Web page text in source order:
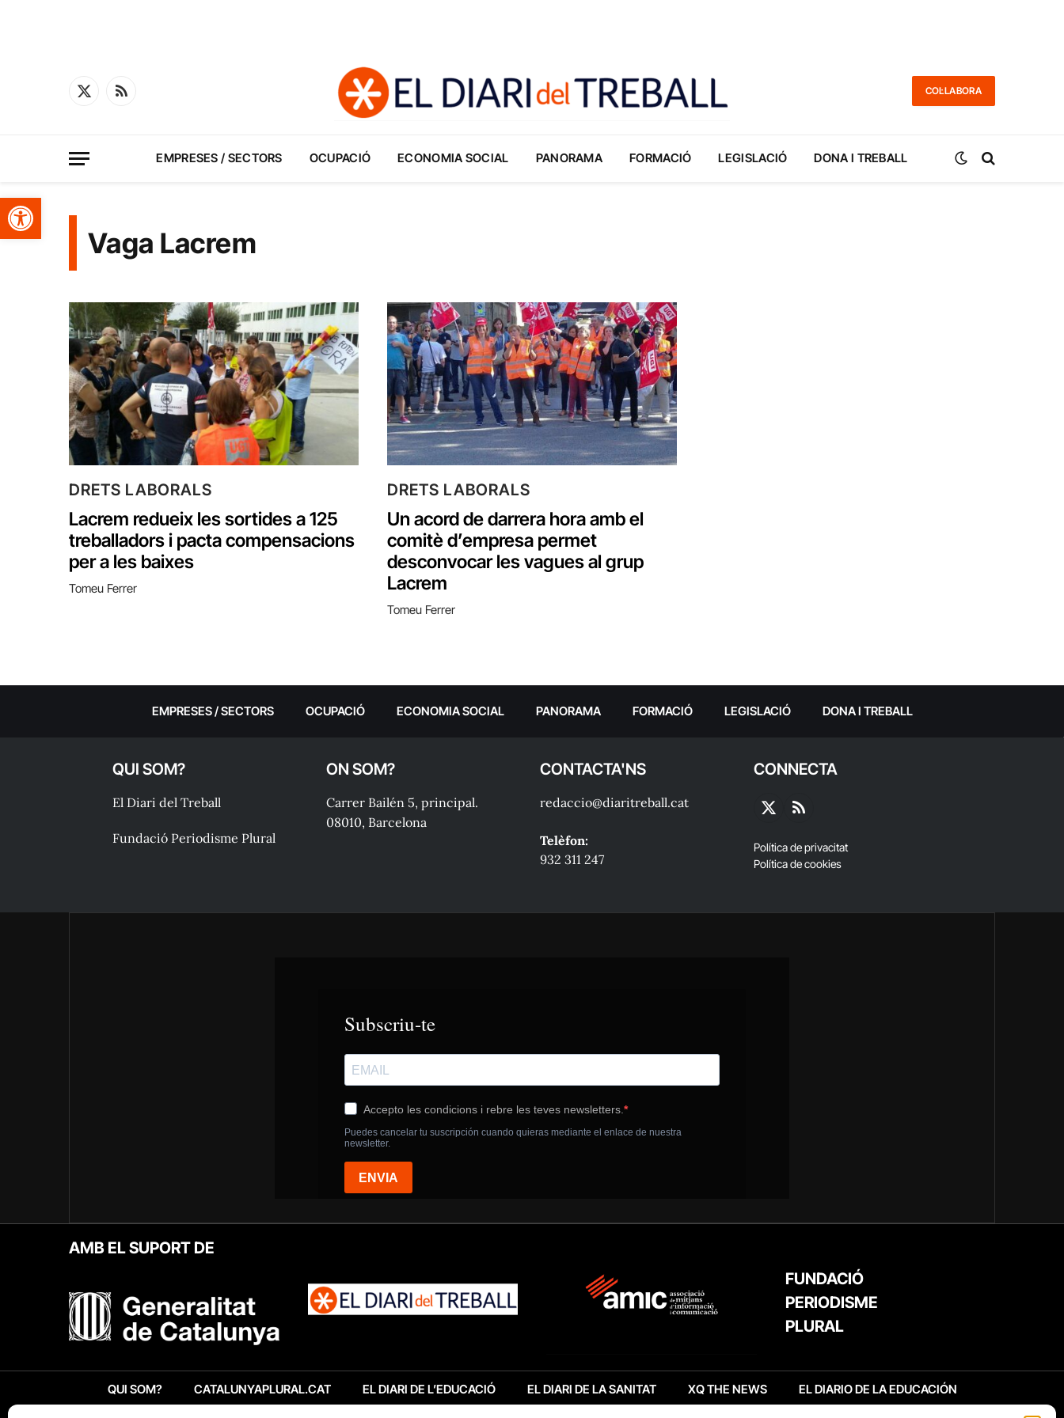
Obre la barra d'eines
X
RSS
COL·LABORA
EMPRESES / SECTORS OCUPACIÓ ECONOMIA SOCIAL PANORAMA FORMACIÓ LEGISLACIÓ DONA I TREBALL
Vaga Lacrem
DRETS LABORALS
Lacrem redueix les sortides a 125
treballadors i pacta compensacions
per a les baixes
Tomeu Ferrer
DRETS LABORALS
Un acord de darrera hora amb el
comitè d’empresa permet
desconvocar les vagues al grup
Lacrem
Tomeu Ferrer
EMPRESES / SECTORS OCUPACIÓ ECONOMIA SOCIAL PANORAMA FORMACIÓ LEGISLACIÓ DONA I TREBALL
QUI SOM?
El Diari del Treball
Fundació Periodisme Plural
ON SOM?
Carrer Bailén 5, principal.
08010, Barcelona
CONTACTA'NS
redaccio@diaritreball.cat
Telèfon:
932 311 247
CONNECTA
X
RSS
Política de privacitat
Política de cookies
AMB EL SUPORT DE
FUNDACIÓ
PERIODISME
PLURAL
QUI SOM? CATALUNYAPLURAL.CAT EL DIARI DE L’EDUCACIÓ EL DIARI DE LA SANITAT XQ THE NEWS EL DIARIO DE LA EDUCACIÓN